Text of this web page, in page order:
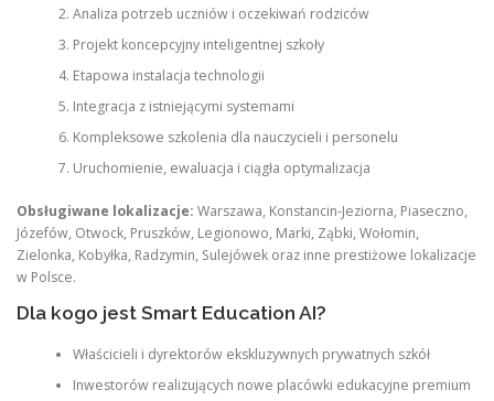
Analiza potrzeb uczniów i oczekiwań rodziców
Projekt koncepcyjny inteligentnej szkoły
Etapowa instalacja technologii
Integracja z istniejącymi systemami
Kompleksowe szkolenia dla nauczycieli i personelu
Uruchomienie, ewaluacja i ciągła optymalizacja
Obsługiwane lokalizacje: Warszawa, Konstancin-Jeziorna, Piaseczno,
Józefów, Otwock, Pruszków, Legionowo, Marki, Ząbki, Wołomin,
Zielonka, Kobyłka, Radzymin, Sulejówek oraz inne prestiżowe lokalizacje
w Polsce.
Dla kogo jest Smart Education AI?
Właścicieli i dyrektorów ekskluzywnych prywatnych szkół
Inwestorów realizujących nowe placówki edukacyjne premium